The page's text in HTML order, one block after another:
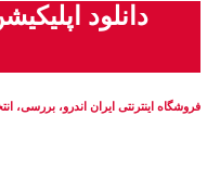
دانلود
فروشگاه اینترنتی ایران‌ اندرو، بررسی،